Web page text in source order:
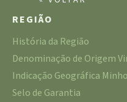
REGIÃO
História da Região
Denominação de Origem
Indicação Geográfica Minho
Selo de Garantia